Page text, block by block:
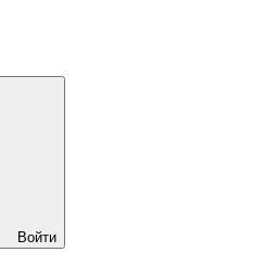
Войти